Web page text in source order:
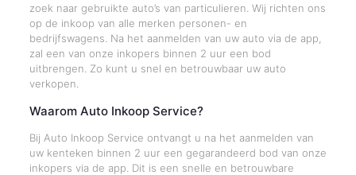
zoek naar gebruikte auto’s van particulieren. Wij richten ons
op de inkoop van alle merken personen- en
bedrijfswagens. Na het aanmelden van uw auto via de app,
zal een van onze inkopers binnen 2 uur een bod
uitbrengen. Zo kunt u snel en betrouwbaar uw auto
verkopen.
Waarom Auto Inkoop Service?
Bij Auto Inkoop Service ontvangt u na het aanmelden van
uw kenteken binnen 2 uur een gegarandeerd bod van onze
inkopers via de app. Dit is een snelle en betrouwbare